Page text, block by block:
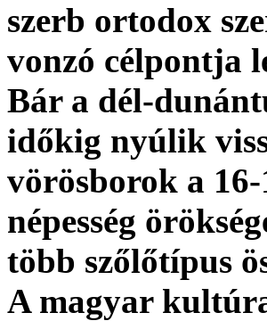
szerb ortodox
vonzó célpontja
Bár a dél-
időkig nyúlik
vörösborok a
népesség
több szőlőtípus
A magyar